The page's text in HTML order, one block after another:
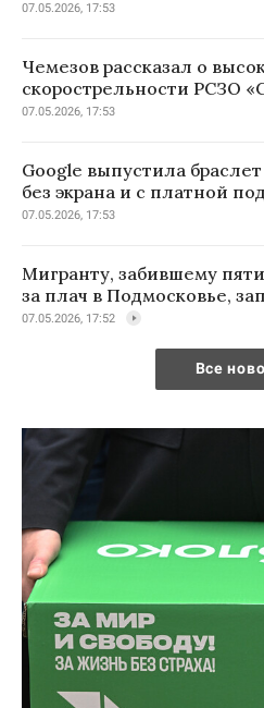
07.05.2026, 17:53
Чемезов рассказал о
скорострельности РСЗО
07.05.2026, 17:53
Google выпустила
без экрана и с платной
07.05.2026, 17:53
Мигранту, забившему
за плач в Подмосковье,
07.05.2026, 17:52
Все